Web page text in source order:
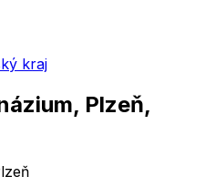
kraj
Plzeň,